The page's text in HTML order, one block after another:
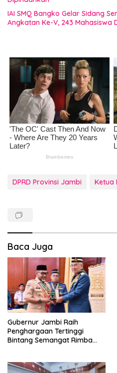
IAI SMQ Bangko Gelar Sidang
Angkatan Ke-V, 243 Mahasiswa
DPRD Provinsi Jambi Ketua
Baca Juga
Gubernur Jambi Raih
Penghargaan Tertinggi
Bintang Semangat Rimba